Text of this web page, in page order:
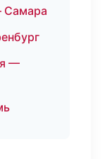
Самара
—